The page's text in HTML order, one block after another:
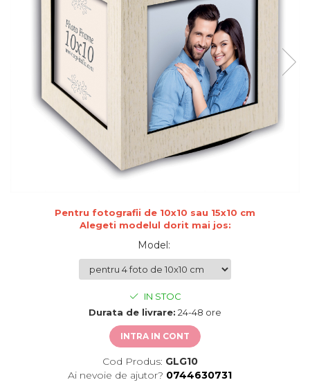
de sublimare
Plachete foto decorative
Plastic si polimer
Aluminiu si inox
Brelocuri
Placi aluminiu decorative HD
Carton si folie magnetica
Pentru fotografii de 10x10 sau 15x10 cm
Alegeti modelul dorit mai jos:
Model:
IN STOC
Durata de livrare: 24-48 ore
INTRA IN CONT
Cod Produs: GLG10
Ai nevoie de ajutor? 0744630731